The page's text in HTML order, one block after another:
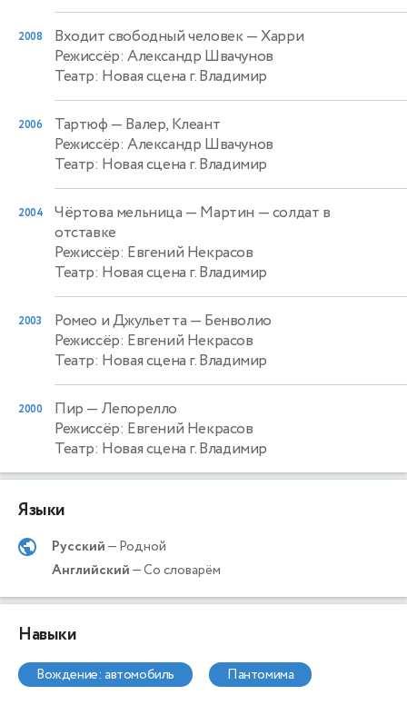
2008 Входит свободный человек— Харри
Режиссёр: Александр Швачунов
Театр: Новая сцена г. Владимир
2006 Тартюф — Валер, Клеант
Режиссёр: Александр Швачунов
Театр: Новая сцена г. Владимир
2004 Чёртова мельница — Мартин — солдат в
отставке
Режиссёр: Евгений Некрасов
Театр: Новая сцена г. Владимир
2003 Ромео и Джульетта — Бенволио
Режиссёр: Евгений Некрасов
Театр: Новая сцена г. Владимир
2000 Пир — Лепорелло
Режиссёр: Евгений Некрасов
Театр: Новая сцена г. Владимир
Языки
Русский— Родной
Английский— Со словарём
Навыки
вождение: автомобиль пантомима